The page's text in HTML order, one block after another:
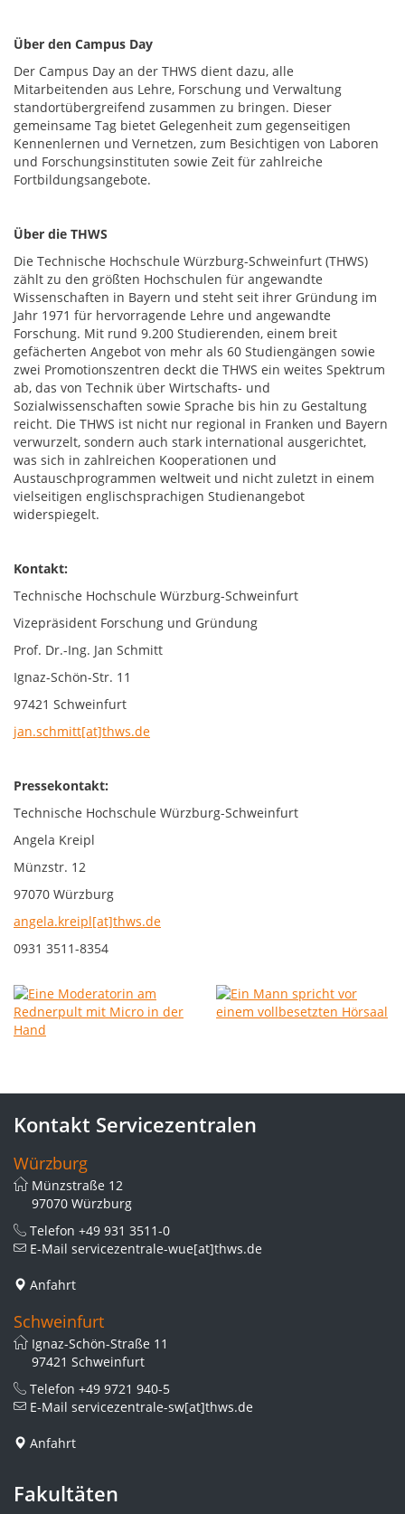
Über den Campus Day
Der Campus Day an der THWS dient dazu, alle
Mitarbeitenden aus Lehre, Forschung und Verwaltung
standortübergreifend zusammen zu bringen. Dieser
gemeinsame Tag bietet Gelegenheit zum gegenseitigen
Kennenlernen und Vernetzen, zum Besichtigen von Laboren
und Forschungsinstituten sowie Zeit für zahlreiche
Fortbildungsangebote.
Über die THWS
Die Technische Hochschule Würzburg-Schweinfurt (THWS)
zählt zu den größten Hochschulen für angewandte
Wissenschaften in Bayern und steht seit ihrer Gründung im
Jahr 1971 für hervorragende Lehre und angewandte
Forschung. Mit rund 9.200 Studierenden, einem breit
gefächerten Angebot von mehr als 60 Studiengängen sowie
zwei Promotionszentren deckt die THWS ein weites Spektrum
ab, das von Technik über Wirtschafts- und
Sozialwissenschaften sowie Sprache bis hin zu Gestaltung
reicht. Die THWS ist nicht nur regional in Franken und Bayern
verwurzelt, sondern auch stark international ausgerichtet,
was sich in zahlreichen Kooperationen und
Austauschprogrammen weltweit und nicht zuletzt in einem
vielseitigen englischsprachigen Studienangebot
widerspiegelt.
Kontakt:
Technische Hochschule Würzburg-Schweinfurt
Vizepräsident Forschung und Gründung
Prof. Dr.-Ing. Jan Schmitt
Ignaz-Schön-Str. 11
97421 Schweinfurt
jan.schmitt[at]thws.de
Pressekontakt:
Technische Hochschule Würzburg-Schweinfurt
Angela Kreipl
Münzstr. 12
97070 Würzburg
angela.kreipl[at]thws.de
0931 3511-8354
Kontakt Servicezentralen
Würzburg
Münzstraße 12
97070 Würzburg
Telefon +49 931 3511-0
E-Mail servicezentrale-wue[at]thws.de
Anfahrt
Schweinfurt
Ignaz-Schön-Straße 11
97421 Schweinfurt
Telefon +49 9721 940-5
E-Mail servicezentrale-sw[at]thws.de
Anfahrt
Fakultäten